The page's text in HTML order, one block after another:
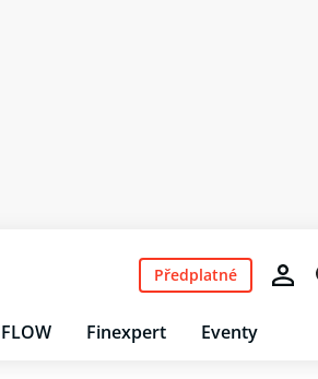
FLOW Finexpert Eventy
Předplatné